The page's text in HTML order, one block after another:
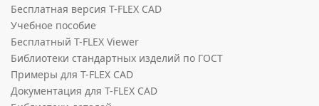
Бесплатная версия T-FLEX CAD
Учебное пособие
Бесплатный T-FLEX Viewer
Библиотеки стандартных изделий по ГОСТ
Примеры для T-FLEX CAD
Документация для T-FLEX CAD